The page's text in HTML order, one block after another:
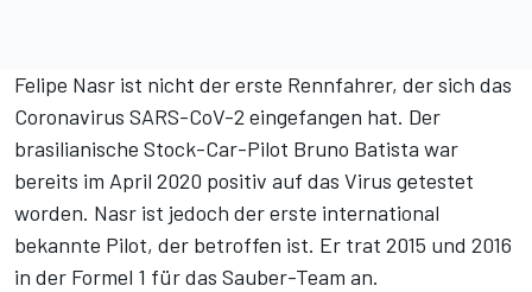
Felipe Nasr ist nicht der erste Rennfahrer, der sich das
Coronavirus SARS-CoV-2 eingefangen hat. Der
brasilianische Stock-Car-Pilot Bruno Batista war
bereits im April 2020 positiv auf das Virus getestet
worden. Nasr ist jedoch der erste international
bekannte Pilot, der betroffen ist. Er trat 2015 und 2016
in der Formel 1 für das Sauber-Team an.